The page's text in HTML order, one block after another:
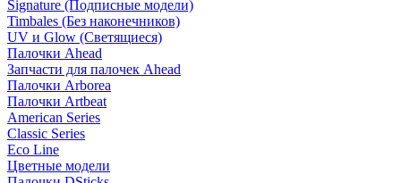
Signature (Подписные модели)
Timbales (Без наконечников)
UV и Glow (Светящиеся)
Палочки Ahead
Запчасти для палочек Ahead
Палочки Arborea
Палочки Artbeat
American Series
Classic Series
Eco Line
Цветные модели